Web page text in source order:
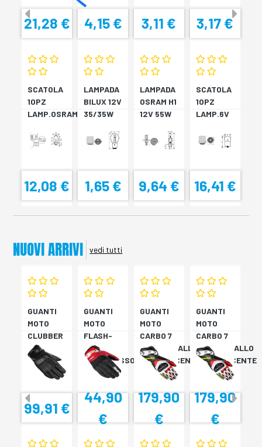
21,28 € 4,15 € 3,11 € 3,17 €
SCATOLA
10PZ
LAMP.OSRAM
2W W2,1X
12,08 €
LAMPADA
BILUX 12V
35/35W
1,65 €
LAMPADA
OSRAM H1
12V 55W
COOL
9,64 €
SCATOLA
10PZ
LAMP.6V
16,41 €
NUOVI ARRIVI vedi tutti
GUANTI
MOTO
CLUBBER
GLOVE
NERO
99,91 €
GUANTI
MOTO
FLASH-
KP
NERO/ROSSO
44,90
€
GUANTI
MOTO
CARBO 7
ROSSO/GIALLO
FLUORESCENTE
179,90
€
GUANTI
MOTO
CARBO 7
ROSSO/GIALLO
FLUORESCENTE
179,90
€